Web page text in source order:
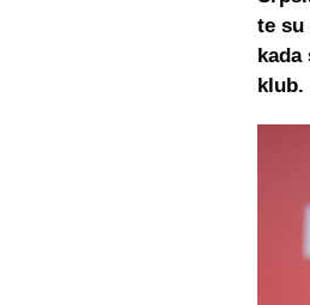
te su
klub.